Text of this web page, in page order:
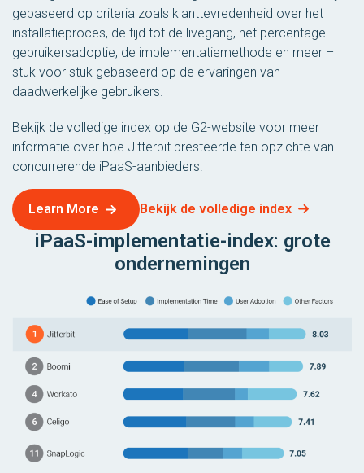
gebaseerd op criteria zoals klanttevredenheid over het
installatieproces, de tijd tot de livegang, het percentage
gebruikersadoptie, de implementatiemethode en meer –
stuk voor stuk gebaseerd op de ervaringen van
daadwerkelijke gebruikers.
Bekijk de volledige index op de G2-website voor meer
informatie over hoe Jitterbit presteerde ten opzichte van
concurrerende iPaaS-aanbieders.
Learn More Bekijk de volledige index
iPaaS-implementatie-index: grote
ondernemingen